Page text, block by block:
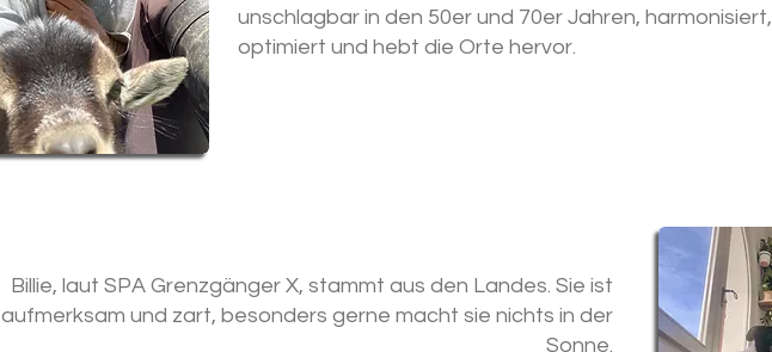
unschlagbar in den 50er und 70er Jahren, harmonisiert,
optimiert und hebt die Orte hervor.
Billie, laut SPA Grenzgänger X, stammt aus den Landes. Sie ist
aufmerksam und zart, besonders gerne macht sie nichts in der
Sonne.